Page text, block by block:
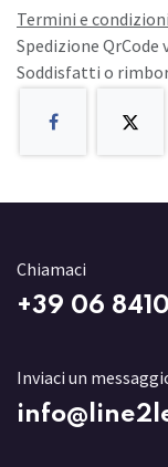
Termini e condizioni
Spedizione QrCode
Soddisfatti o
Chiamaci
+39 06
Inviaci un